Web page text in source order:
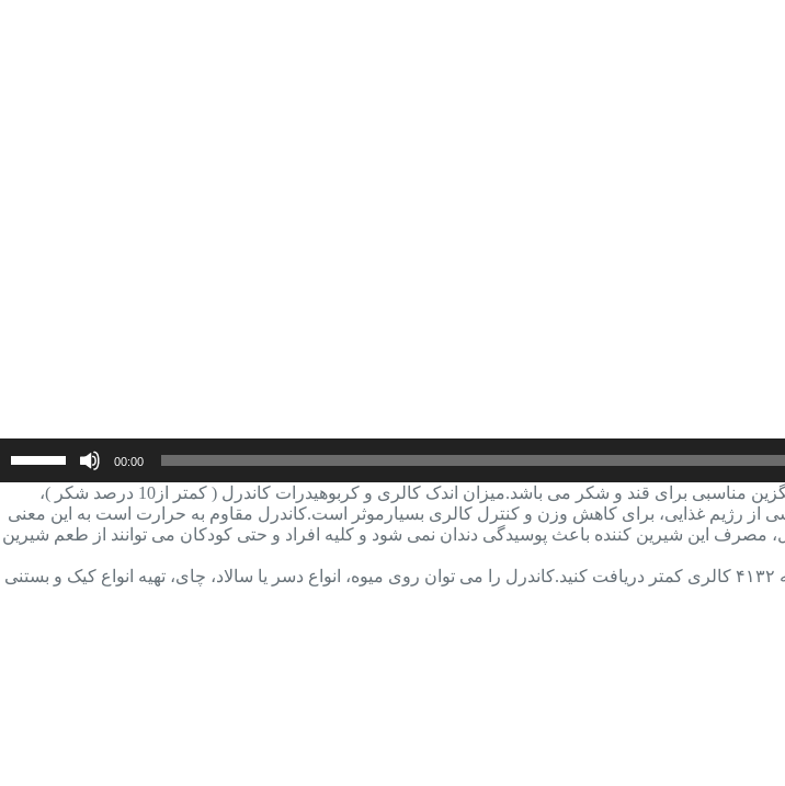
00:00
شکر رژیمی کاندرل حاوی آسپارتام و آسه سولفام پتاسیم، شیرین کننده ای کم کالری است که جایگزین مناسبی برای قند و شکر می باشد.میزان اندک کالری و کربوهیدرات کاندرل ( کمتر از10 درصد شکر )،
از رژیم غذایی، برای کاهش وزن و کنترل کالری بسیارموثر است.کاندرل مقاوم به حرارت است به این معنی
مصرف این شیرین کننده باعث پوسیدگی دندان نمی شود و کلیه افراد و حتی کودکان می توانند از طعم شیرین
با جایگزین کردن کاندرل به جای قند و شکر در طول روز، ضمن جلوگیری از پوسیدگی دندان ماهیانه ۴۱۳۲ کالری کمتر دریافت کنید.کاندرل را می توان روی میوه، انواع دسر یا سالاد، چای، تهیه انواع کیک و بستنی